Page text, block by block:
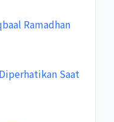
Ramadhan
Saat